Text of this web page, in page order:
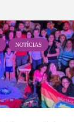
NOTÍCIAS